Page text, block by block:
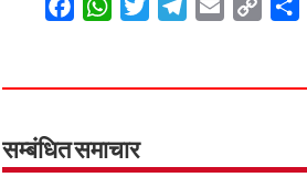
e
o
W
t
A
t
e
i
y
r
सम्बंधित समाचार